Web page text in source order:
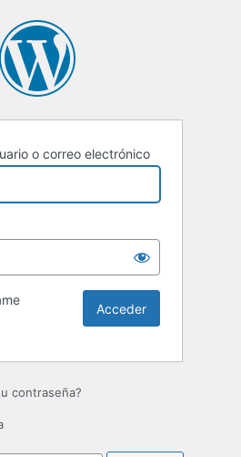
o correo electrónico
contraseña?